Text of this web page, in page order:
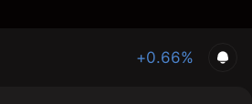
+0.66%